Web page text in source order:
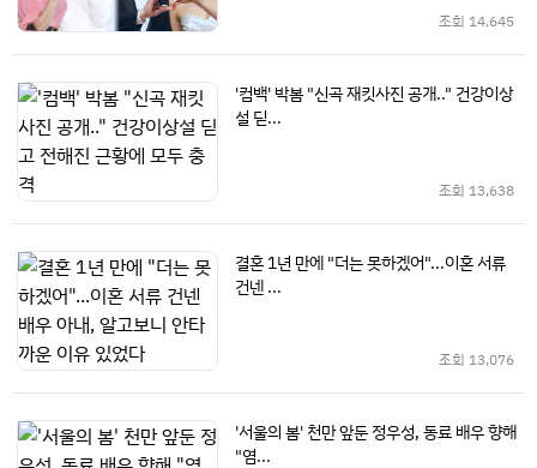
조회 14,645
'컴백' 박봄 "신곡 재킷사진 공개.." 건강이상
설 딛...
조회 13,638
결혼 1년 만에 "더는 못하겠어"...이혼 서류
건넨 ...
조회 13,076
'서울의 봄' 천만 앞둔 정우성, 동료 배우 향해
"염...